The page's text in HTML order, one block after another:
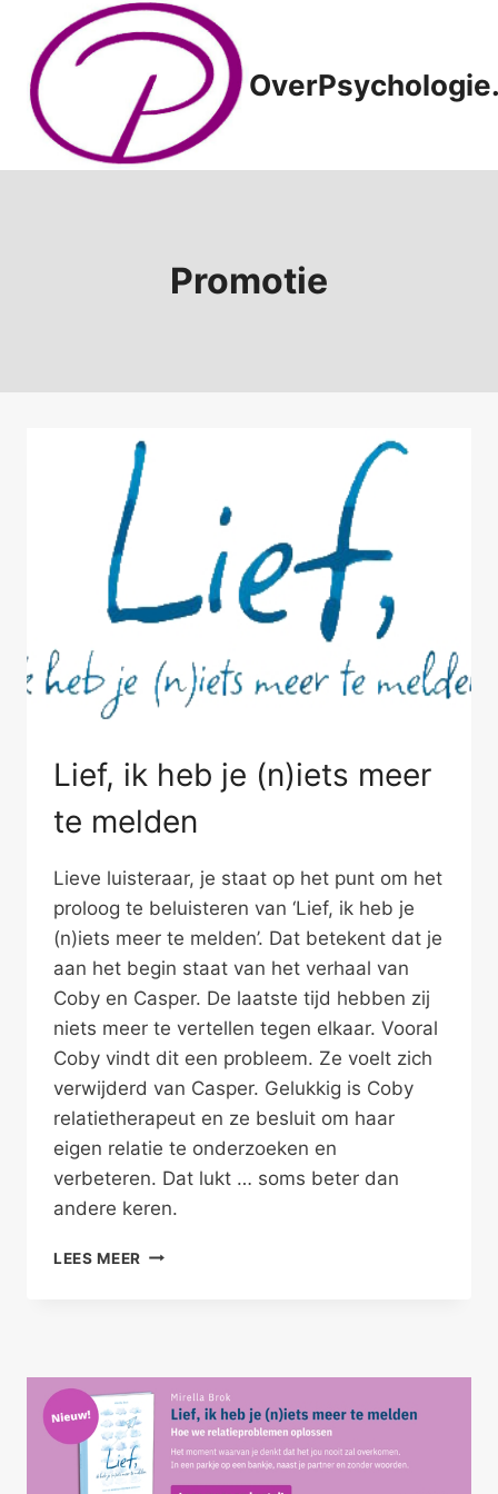
Doorgaan
inhoud
Promotie
Lief, ik heb je (n)iets meer
te melden
Lieve luisteraar, je staat op het punt om het
proloog te beluisteren van ‘Lief, ik heb je
(n)iets meer te melden’. Dat betekent dat je
aan het begin staat van het verhaal van
Coby en Casper. De laatste tijd hebben zij
niets meer te vertellen tegen elkaar. Vooral
Coby vindt dit een probleem. Ze voelt zich
verwijderd van Casper. Gelukkig is Coby
relatietherapeut en ze besluit om haar
eigen relatie te onderzoeken en
verbeteren. Dat lukt … soms beter dan
andere keren.
LEES MEER LIEF,
TE
MELDEN